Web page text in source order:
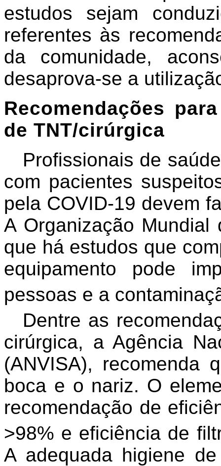
estudos sejam
referentes às
da comunidade,
desaprova-se a
Recomendações
de TNT/cirúrgica
Profissionais de
com pacientes
pela COVID-19 devem
A Organização
que há estudos que
equipamento pode
pessoas e a
Dentre as
cirúrgica, a Agência
(ANVISA), recomenda
boca e o nariz. O
recomendação de
>98% e eficiência de
A adequada higiene